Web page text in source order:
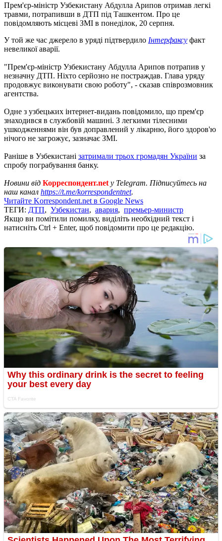
Прем'єр-міністр Узбекистану Абдулла Арипов отримав легкі
травми, потрапивши в ДТП під Ташкентом. Про це
повідомляють місцеві ЗМІ в понеділок, 20 серпня.
У той же час джерело в уряді підтвердило Інтерфаксу факт
невеликої аварії.
"Прем'єр-міністр Узбекистану Абдулла Арипов потрапив у
незначну ДТП. Ніхто серйозно не постраждав. Глава уряду
продовжує виконувати свою роботу", - сказав співрозмовник
агентства.
Одне з узбецьких інтернет-видань повідомило, що прем'єр
знаходився в службовій машині. З легкими тілесними
ушкодженнями він був доправлений у лікарню, його здоров'ю
нічого не загрожує, зазначає ЗМІ.
Раніше в Узбекистані затримали трьох громадян України за
спробу пограбування банку.
Новини від Корреспондент.net у Telegram. Підписуйтесь на
наш канал https://t.me/korrespondentnet.
Читайте Korrespondent.net в Google News
ТЕГИ: ДТП, Узбекистан, авария, премьер-министр
Якщо ви помітили помилку, виділіть необхідний текст і
натисніть Ctrl + Enter, щоб повідомити про це редакцію.